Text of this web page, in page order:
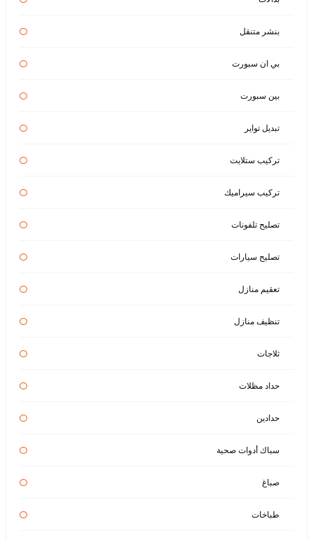
بنشر متنقل
بي ان سبورت
بين سبورت
تبديل تواير
تركيب ستلايت
تركيب سيراميك
تصليح تلفونات
تصليح سيارات
تعقيم منازل
تنظيف منازل
ثلاجات
حداد مظلات
حدادين
سباك أدوات صحية
صباغ
طباخات